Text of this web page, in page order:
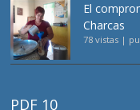
El
Charcas
78 vistas |
PDF 10